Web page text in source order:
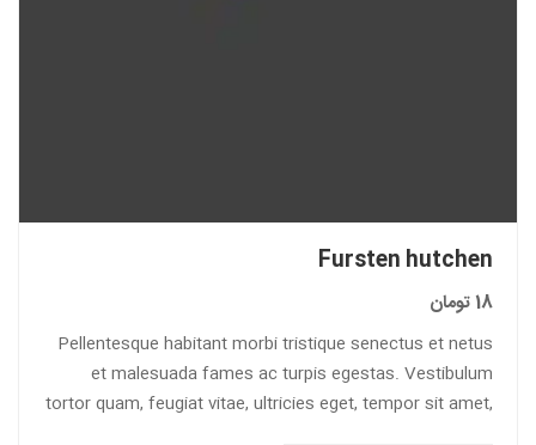
Fursten hutchen
18 تومان
Pellentesque habitant morbi tristique senectus et netus
et malesuada fames ac turpis egestas. Vestibulum
tortor quam, feugiat vitae, ultricies eget, tempor sit amet,